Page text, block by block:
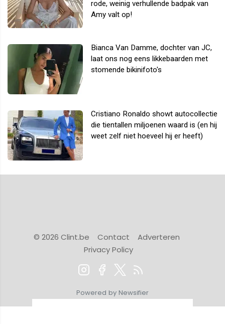
rode, weinig verhullende badpak van
Amy valt op!
Bianca Van Damme, dochter van JC,
laat ons nog eens likkebaarden met
stomende bikinifoto's
Cristiano Ronaldo showt autocollectie
die tientallen miljoenen waard is (en hij
weet zelf niet hoeveel hij er heeft)
© 2026 Clint.be Contact
Adverteren
Privacy Policy
Powered by Newsifier